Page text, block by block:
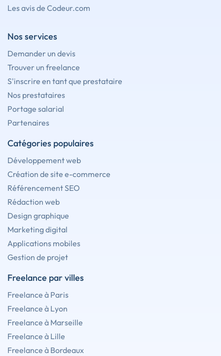
Les avis de Codeur.com
Nos services
Demander un devis
Trouver un freelance
S'inscrire en tant que prestataire
Nos prestataires
Portage salarial
Partenaires
Catégories populaires
Développement web
Création de site e-commerce
Référencement SEO
Rédaction web
Design graphique
Marketing digital
Applications mobiles
Gestion de projet
Freelance par villes
Freelance à Paris
Freelance à Lyon
Freelance à Marseille
Freelance à Lille
Freelance à Bordeaux